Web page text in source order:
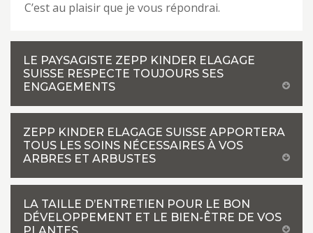
C’est au plaisir que je vous répondrai.
LE PAYSAGISTE ZEPP KINDER ELAGAGE
SUISSE RESPECTE TOUJOURS SES
ENGAGEMENTS
ZEPP KINDER ELAGAGE SUISSE APPORTERA
TOUS LES SOINS NÉCESSAIRES À VOS
ARBRES ET ARBUSTES
LA TAILLE D’ENTRETIEN POUR LE BON
DÉVELOPPEMENT ET LE BIEN-ÊTRE DE VOS